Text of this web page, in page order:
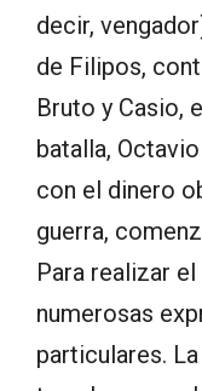
decir,
de Filipos,
Bruto y Casio,
batalla,
con el dinero
guerra,
Para realizar
numerosas
particulares.